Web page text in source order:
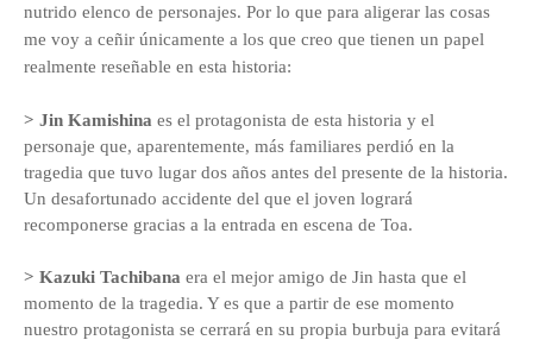
nutrido elenco de personajes. Por lo que para aligerar las cosas
me voy a ceñir únicamente a los que creo que tienen un papel
realmente reseñable en esta historia:
> Jin Kamishina es el protagonista de esta historia y el
personaje que, aparentemente, más familiares perdió en la
tragedia que tuvo lugar dos años antes del presente de la historia.
Un desafortunado accidente del que el joven logrará
recomponerse gracias a la entrada en escena de Toa.
> Kazuki Tachibana era el mejor amigo de Jin hasta que el
momento de la tragedia. Y es que a partir de ese momento
nuestro protagonista se cerrará en su propia burbuja para evitará